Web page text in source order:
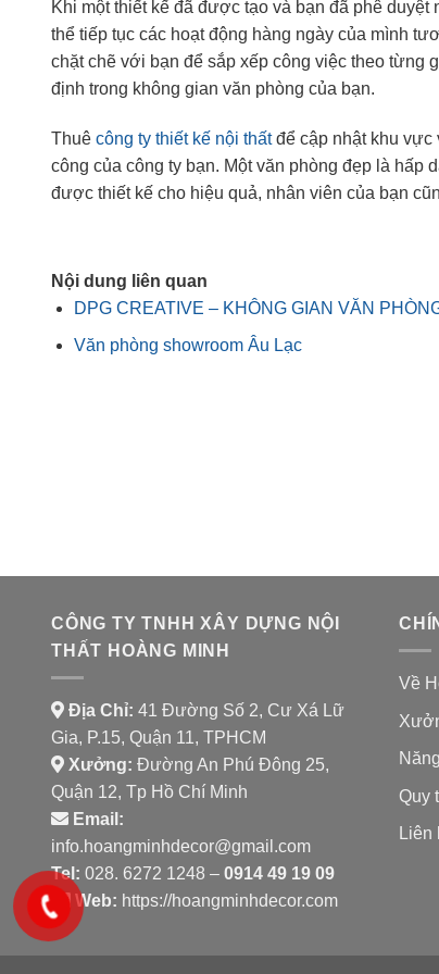
Khi một thiết kế đã được tạo và bạn đã phê
thể tiếp tục các hoạt động hàng ngày của mình
chặt chẽ với bạn để sắp xếp công việc theo từng
định trong không gian văn phòng của bạn.
Thuê công ty thiết kế nội thấtđể cập nhật khu vực
công của công ty bạn. Một văn phòng đẹp là hấp
được thiết kế cho hiệu quả, nhân viên của bạn
Nội dung liên quan
DPG CREATIVE – KHÔNG GIAN VĂN
Văn phòng showroom Âu Lạc
CÔNG TY TNHH XÂY DỰNG NỘI
THẤT HOÀNG MINH
Địa Chỉ: 41 Đường Số 2, Cư Xá Lữ
Gia, P.15, Quận 11, TPHCM
Xưởng: Đường An Phú Đông 25,
Quận 12, Tp Hồ Chí Minh
Email:
info.hoangminhdecor@gmail.com
Tel: 028. 6272 1248 – 0914 49 19 09
Web: https://hoangminhdecor.com
Về
Quy
Liên